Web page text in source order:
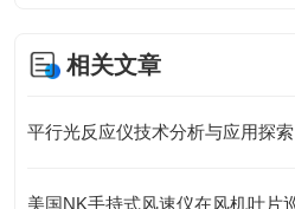
相关文章
平行光反应仪技术分析与应用探索